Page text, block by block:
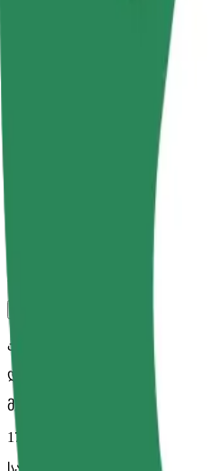
სანდო მგზავრობები
მგზავრობის სავარაუდო დრო
30,00 PLN
კომფორტი
დიდი მანქანები მეტი სივრცით
მგზავრობის სავარაუდო დრო
17 წთ